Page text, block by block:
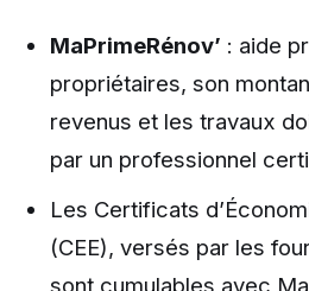
MaPrimeRénov’ : aide
propriétaires, son
revenus et les travaux
par un professionnel
Les Certificats
(CEE), versés par les
sont cumulables avec